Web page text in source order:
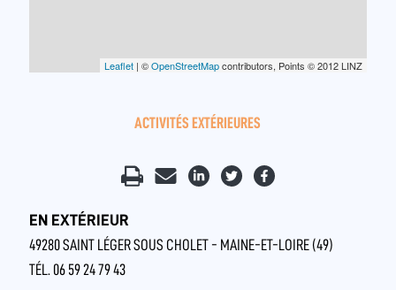
Leaflet | ©OpenStreetMapcontributors, Points © 2012 LINZ
ACTIVITÉS EXTÉRIEURES
EN EXTÉRIEUR
49280 SAINT LÉGER SOUS CHOLET - MAINE-ET-LOIRE (49)
TÉL. 06 59 24 79 43